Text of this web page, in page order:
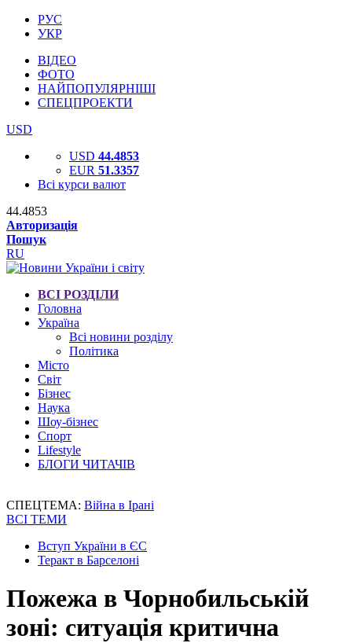
РУС
УКР
ВІДЕО
ФОТО
НАЙПОПУЛЯРНІШІ
СПЕЦПРОЕКТИ
USD
USD 44.4853
EUR 51.3357
Всі курси валют
44.4853
Авторизація
Пошук
RU
ВСІ РОЗДІЛИ
Головна
Україна
Всі новини розділу
Політика
Місто
Світ
Бізнес
Наука
Шоу-бізнес
Спорт
Lifestyle
БЛОГИ ЧИТАЧІВ
СПЕЦТЕМА: Війна в Ірані
ВСІ ТЕМИ
Вступ України в ЄС
Теракт в Барселоні
Пожежа в Чорнобильській
зоні: ситуація критична